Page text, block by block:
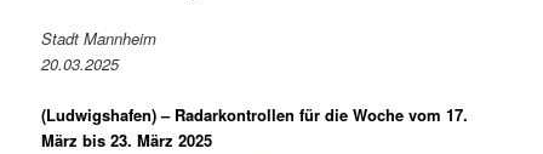
Stadt Mannheim
20.03.2025
(Ludwigshafen) – Radarkontrollen für die Woche vom 17.
März bis 23. März 2025